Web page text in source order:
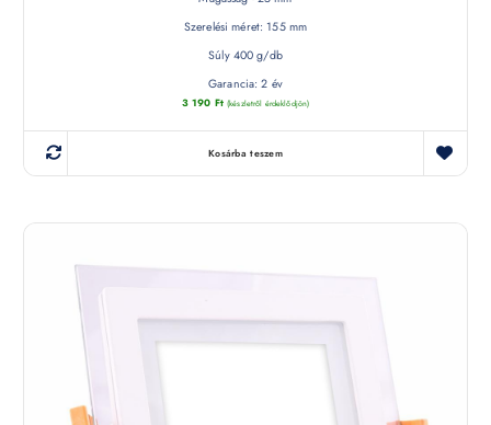
Szerelési méret: 155 mm
Súly 400 g/db
Garancia: 2 év
3 190 Ft (készletről érdeklődjön)
Kosárba teszem